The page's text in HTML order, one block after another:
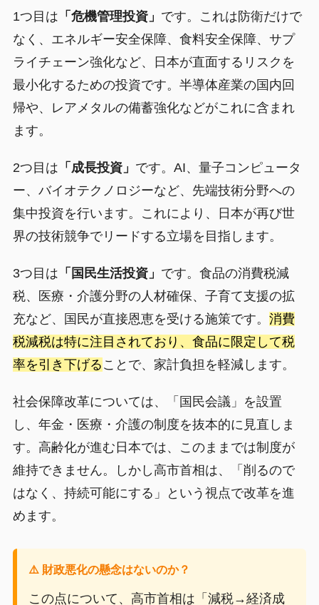
1つ目は 「危機管理投資」 です。これは防衛だけで
なく、エネルギー安全保障、食料安全保障、サプ
ライチェーン強化など、日本が直面するリスクを
最小化するための投資です。半導体産業の国内回
帰や、レアメタルの備蓄強化などがこれに含まれ
ます。
2つ目は 「成長投資」 です。AI、量子コンピュータ
ー、バイオテクノロジーなど、先端技術分野への
集中投資を行います。これにより、日本が再び世
界の技術競争でリードする立場を目指します。
3つ目は 「国民生活投資」 です。食品の消費税減
税、医療・介護分野の人材確保、子育て支援の拡
充など、国民が直接恩恵を受ける施策です。 消費
税減税は特に注目されており、食品に限定して税
率を引き下げる ことで、家計負担を軽減します。
社会保障改革については、「国民会議」を設置
し、年金・医療・介護の制度を抜本的に見直しま
す。高齢化が進む日本では、このままでは制度が
維持できません。しかし高市首相は、「削るので
はなく、持続可能にする」という視点で改革を進
めます。
⚠️ 財政悪化の懸念はないのか？
この点について、高市首相は「減税→経済成